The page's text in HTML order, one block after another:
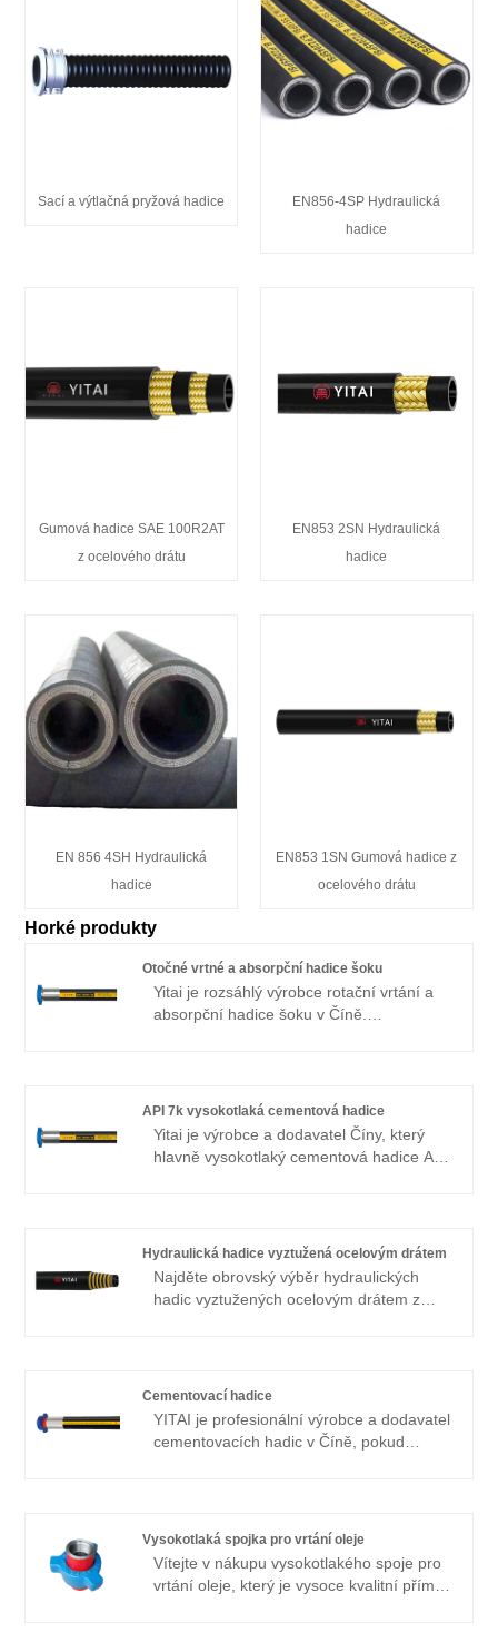
Sací a výtlačná pryžová hadice
EN856-4SP Hydraulická
hadice
Gumová hadice SAE 100R2AT
z ocelového drátu
EN853 2SN Hydraulická
hadice
EN 856 4SH Hydraulická
hadice
EN853 1SN Gumová hadice z
ocelového drátu
Horké produkty
Otočné vrtné a absorpční hadice šoku
Yitai je rozsáhlý výrobce rotační vrtání a
absorpční hadice šoku v Číně.
evropských a amerických trhů. Těšíme se,
až se staneme vaším dlouhodobým
partnerem v Číně.
API 7k vysokotlaká cementová hadice
Yitai je výrobce a dodavatel Číny, který
hlavně vysokotlaký cementová hadice API
Hydraulická hadice vyztužená ocelovým drátem
Najděte obrovský výběr hydraulických
hadic vyztužených ocelovým drátem z
pokrývají většinu evropských a
amerických trhů. Těšíme se, že se
staneme vaším dlouhodobým partnerem v
Cementovací hadice
YITAI je profesionální výrobce a dodavatel
cementovacích hadic v Číně, pokud
pokrývají většinu evropských a
amerických trhů. Těšíme se, že se
staneme vaším dlouhodobým partnerem v
Vysokotlaká spojka pro vrtání oleje
Vítejte v nákupu vysokotlakého spoje pro
vrtání oleje, který je vysoce kvalitní přímo